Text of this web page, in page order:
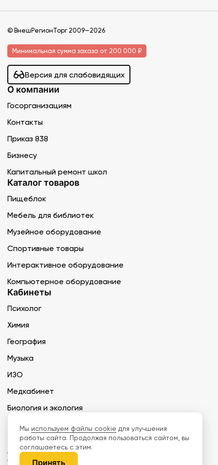
© ВнешРегионТорг 2009—2026
Минимальная сумма заказа от 200 000 ₽
Версия для слабовидящих
О компании
Госорганизациям
Контакты
Приказ 838
Бизнесу
Капитальный ремонт школ
Каталог товаров
Пищеблок
Мебель для библиотек
Музейное оборудование
Спортивные товары
Интерактивное оборудование
Компьютерное оборудование
Кабинеты
Психолог
Химия
География
Музыка
ИЗО
Медкабинет
Биология и экология
Технология
ООО «Дети наше будущее» ИНН 6671165273 ОГРН 1216600030250 КПП
667101001 БИК 046577674
Мы используем файлы cookie для улучшения
работы сайта. Продолжая пользоваться сайтом, вы
соглашаетесь с этим.
Принять